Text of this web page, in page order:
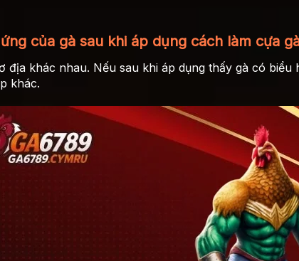
của gà sau khi áp dụng cách làm cựa
địa khác nhau. Nếu sau khi áp dụng thấy gà có
khác.